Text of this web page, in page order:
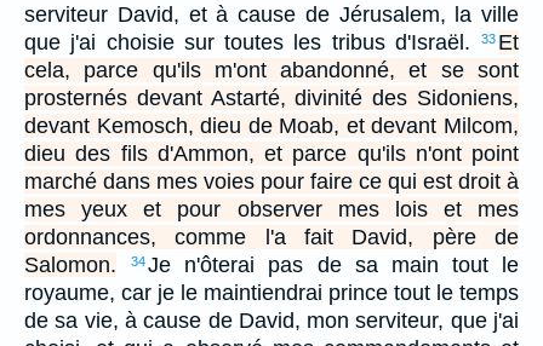
serviteur David, et à cause de Jérusalem, la ville
que j'ai choisie sur toutes les tribus d'Israël.
33 Et
cela, parce qu'ils m'ont abandonné, et se sont
prosternés devant Astarté, divinité des Sidoniens,
devant Kemosch, dieu de Moab, et devant Milcom,
dieu des fils d'Ammon, et parce qu'ils n'ont point
marché dans mes voies pour faire ce qui est droit à
mes yeux et pour observer mes lois et mes
ordonnances, comme l'a fait David, père de
Salomon.
34Je n'ôterai pas de sa main tout le
royaume, car je le maintiendrai prince tout le temps
de sa vie, à cause de David, mon serviteur, que j'ai